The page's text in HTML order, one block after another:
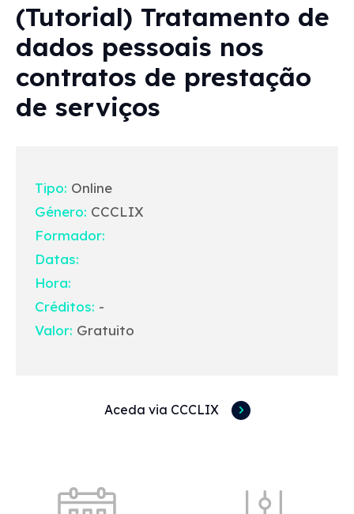
(Tutorial) Tratamento de
dados pessoais nos
contratos de prestação
de serviços
Tipo: Online
Género: CCCLIX
Formador:
Datas:
Hora:
Créditos: -
Valor: Gratuito
Aceda via CCCLIX